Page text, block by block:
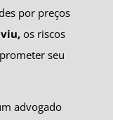
por preços
os riscos
seu
advogado